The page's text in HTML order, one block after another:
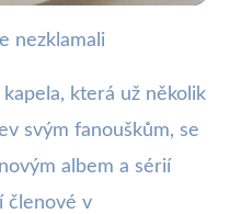
Energie
Švecová
nezklamali
která už několik
svým fanouškům, se
albem a sérií
členové v